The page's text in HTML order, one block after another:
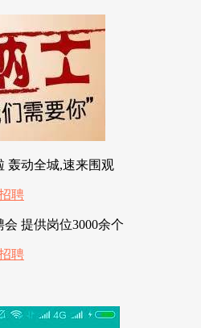
轰动全城,速来围观
提供岗位3000余个